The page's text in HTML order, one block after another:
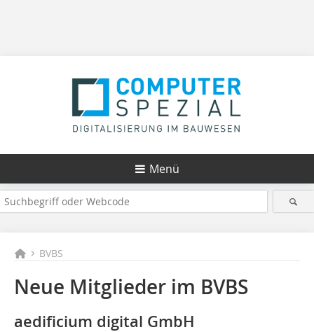
Menü
BVBS
Neue Mitglieder im BVBS
aedificium digital GmbH